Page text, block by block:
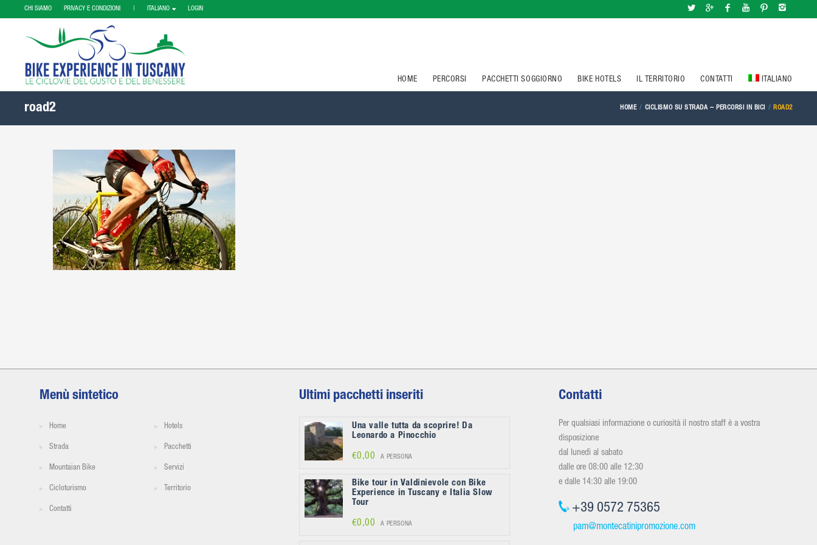
CHI SIAMO PRIVACY E CONDIZIONI | ITALIANO LOGIN
HOME PERCORSI PACCHETTI SOGGIORNO BIKE HOTELS IL TERRITORIO CONTATTI ITALIANO
road2 HOME CICLISMO SU STRADA – PERCORSI IN BICI ROAD2
Menù sintetico
Home Hotels
Strada Pacchetti
Mountaian Bike Servizi
Cicloturismo Territorio
Contatti
Ultimi pacchetti inseriti
Una valle tutta da scoprire! Da
Leonardo a Pinocchio
€0,00 A PERSONA
Bike tour in Valdinievole con Bike
Experience in Tuscany e Italia Slow
Tour
€0,00 A PERSONA
Contatti
Per qualsiasi informazione o curiosità il nostro staff è a vostra
disposizione
dal lunedì al sabato
dalle ore 08:00 alle 12:30
e dalle 14:30 alle 19:00
+39 0572 75365
pam@montecatinipromozione.com